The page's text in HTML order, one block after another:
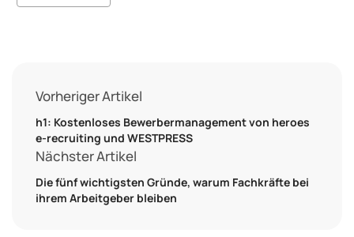
Vorheriger Artikel
h1: Kostenloses Bewerbermanagement von heroes
e-recruiting und WESTPRESS
Nächster Artikel
Die fünf wichtigsten Gründe, warum Fachkräfte bei
ihrem Arbeitgeber bleiben